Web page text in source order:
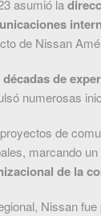
asumió la
de Nissan
de
numerosas
de
marcando
de la
Nissan